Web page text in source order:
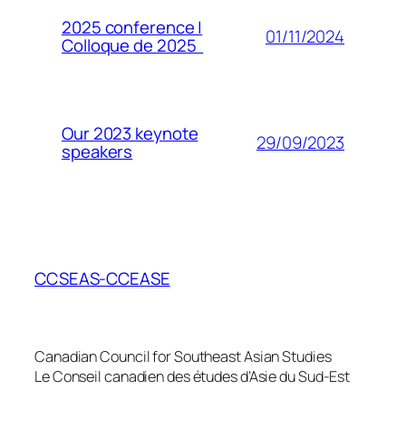
2025 conference |
Colloque de 2025 01/11/2024
Our 2023 keynote
speakers 29/09/2023
CCSEAS-CCEASE
Canadian Council for Southeast Asian Studies
Le Conseil canadien des études d’Asie du Sud-Est